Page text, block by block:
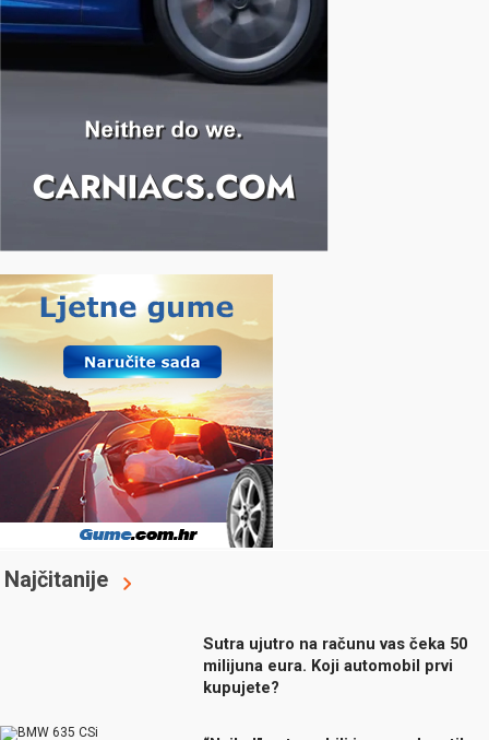
Najčitanije
Sutra ujutro na računu vas čeka 50
milijuna eura. Koji automobil prvi
kupujete?